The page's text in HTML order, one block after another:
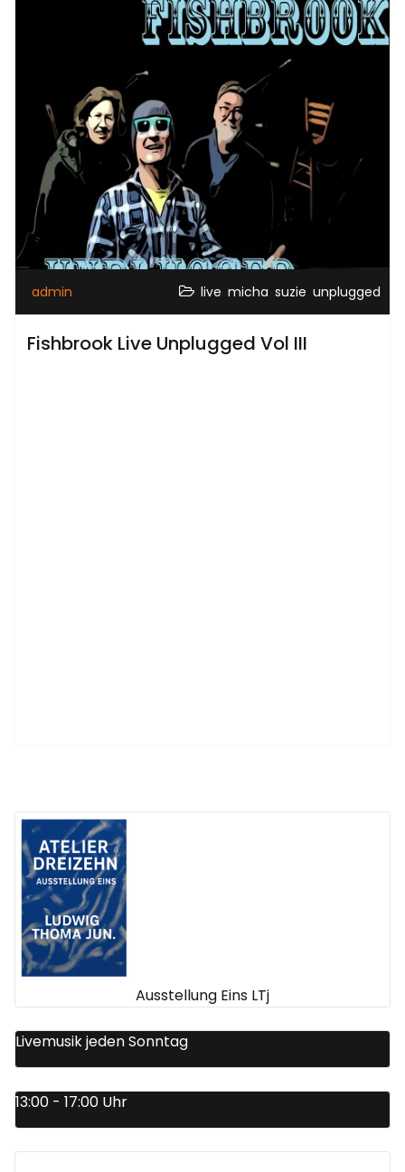
admin live micha suzie unplugged
Fishbrook Live Unplugged Vol III
Ausstellung Eins LTj
Livemusik jeden Sonntag
13:00 - 17:00 Uhr